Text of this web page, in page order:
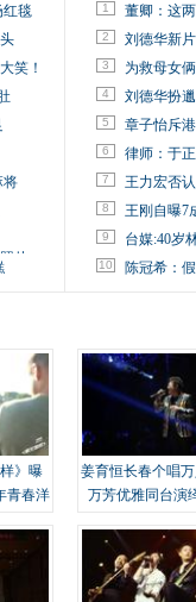
红毯
笑！
将
片
1 董卿：这
2 刘德华新
3 为救母女
4 刘德华扮
5 章子怡斥
6 律师：于
7 王力宏否
8 王刚自曝7
9 台媒:40岁
10 陈冠希：
》曝
青春洋
姜育恒长春个唱
万芳优雅同台演